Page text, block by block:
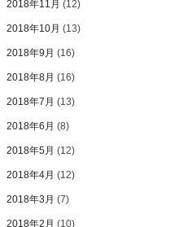
2018年11月 (12)
2018年10月 (13)
2018年9月 (16)
2018年8月 (16)
2018年7月 (13)
2018年6月 (8)
2018年5月 (12)
2018年4月 (12)
2018年3月 (7)
2018年2月 (10)